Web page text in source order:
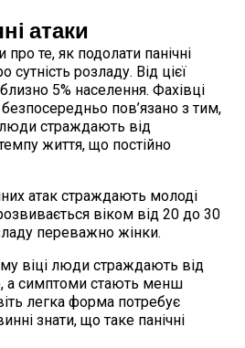
атаки
те, як подолати панічні
розладу. Від цієї
5% населення. Фахівці
пов’язано з тим,
страждають від
життя, що постійно
атак страждають молоді
віком від 20 до 30
переважно жінки.
віці люди страждають від
а симптоми стають менш
легка форма потребує
знати, що таке панічні